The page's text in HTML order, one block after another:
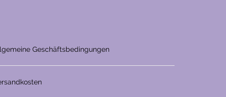
Geschäftsbedingungen